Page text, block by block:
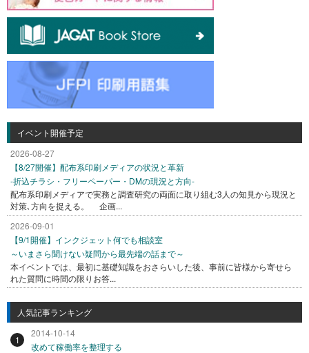
イベント開催予定
2026-08-27
【8/27開催】配布系印刷メディアの状況と革新
-折込チラシ・フリーペーパー・DMの現況と方向-
配布系印刷メディアで実務と調査研究の両面に取り組む3人の知見から現況と
対策､方向を捉える。 企画...
2026-09-01
【9/1開催】インクジェット何でも相談室
～いまさら聞けない疑問から最先端の話まで～
本イベントでは、最初に基礎知識をおさらいした後、事前に皆様から寄せら
れた質問に時間の限りお答...
人気記事ランキング
1
2014-10-14
改めて稼働率を整理する